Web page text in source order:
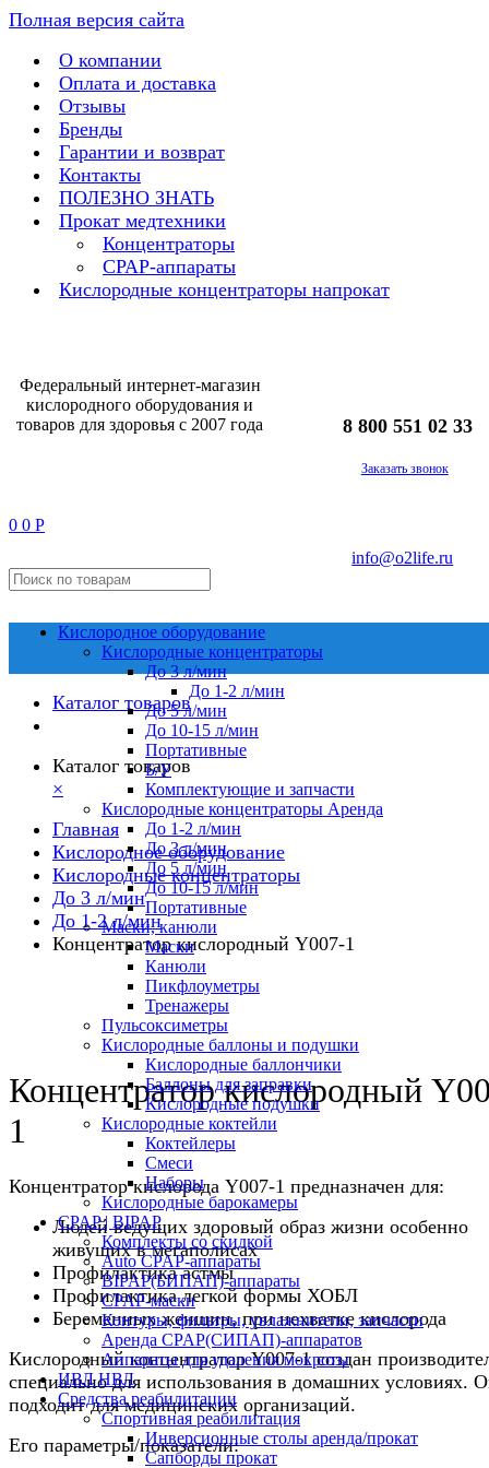
Полная версия сайта
О компании
Оплата и доставка
Отзывы
Бренды
Гарантии и возврат
Контакты
ПОЛЕЗНО ЗНАТЬ
Прокат медтехники
Концентраторы
CPAP-аппараты
Кислородные концентраторы напрокат
Федеральный интернет-магазин
кислородного оборудования и
товаров для здоровья с 2007 года
8 800 551 02 33
Заказать звонок
0 0 Р
info@o2life.ru
Кислородное оборудование
Кислородные концентраторы
До 3 л/мин
До 1-2 л/мин
До 5 л/мин
До 10-15 л/мин
Портативные
Б/У
Комплектующие и запчасти
Кислородные концентраторы Аренда
До 1-2 л/мин
До 3 л/мин
До 5 л/мин
До 10-15 л/мин
Портативные
Маски, канюли
Маски
Канюли
Пикфлоуметры
Тренажеры
Пульсоксиметры
Кислородные баллоны и подушки
Кислородные баллончики
Баллоны для заправки
Кислородные подушки
Кислородные коктейли
Коктейлеры
Смеси
Наборы
Кислородные барокамеры
CPAP | BIPAP
Комплекты со скидкой
Auto CPAP-аппараты
BIPAP(БИПАП)-аппараты
CPAP-маски
Контуры, фильтры, увлажнители, запчасти
Аренда CPAP(СИПАП)-аппаратов
Аппараты для удаления мокроты
ИВЛ НВЛ
Средства реабилитации
Спортивная реабилитация
Инверсионные столы аренда/прокат
Сапборды прокат
Каталог товаров
Каталог товаров
×
Главная
Кислородное оборудование
Кислородные концентраторы
До 3 л/мин
До 1-2 л/мин
Концентратор кислородный Y007-1
Концентратор кислородный
1
Концентратор кислорода Y007-1 предназначен для:
Людей ведущих здоровый образ жизни особенно
живущих в мегаполисах
Профилактика астмы
Профилактика легкой формы ХОБЛ
Беременных женщин, при нехватке кислорода
Кислородный концентратор Y007-1 создан
специально для использования в домашних условиях.
подходит для медицинских организаций.
Его параметры/показатели: